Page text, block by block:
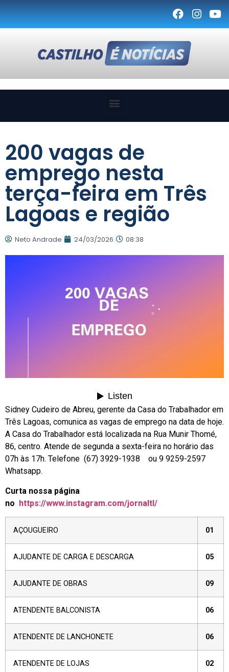
200 vagas de
emprego nesta
terça-feira em Três
Lagoas e região
Neto Andrade 24/03/2026 08:38
Sidney Cudeiro de Abreu, gerente da Casa do Trabalhador em
Três Lagoas, comunica as vagas de emprego na data de hoje.
A Casa do Trabalhador está localizada na Rua Munir Thomé,
86, centro. Atende de segunda a sexta-feira no horário das
07h às 17h. Telefone (67) 3929-1938 ou 9 9259-2597
Whatsapp.
Curta nossa página
no https://www.instagram.com/jornaltl/
AÇOUGUEIRO 01
AJUDANTE DE CARGA E DESCARGA 05
AJUDANTE DE OBRAS 09
ATENDENTE BALCONISTA 06
ATENDENTE DE LANCHONETE 06
ATENDENTE DE LOJAS 02